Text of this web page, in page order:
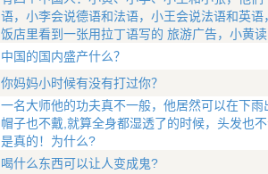
语，小李会说德语和法语，小王会说法语和英
饭店里看到一张用拉丁语写的 旅游广告，小黄读
中国的国内盛产什么？
你妈妈小时候有没有打过你？
一名大师他的功夫真不一般，他居然可以在下
帽子也不戴,就算全身都湿透了的时候，头发也
是真的！为什么?
喝什么东西可以让人变成鬼?